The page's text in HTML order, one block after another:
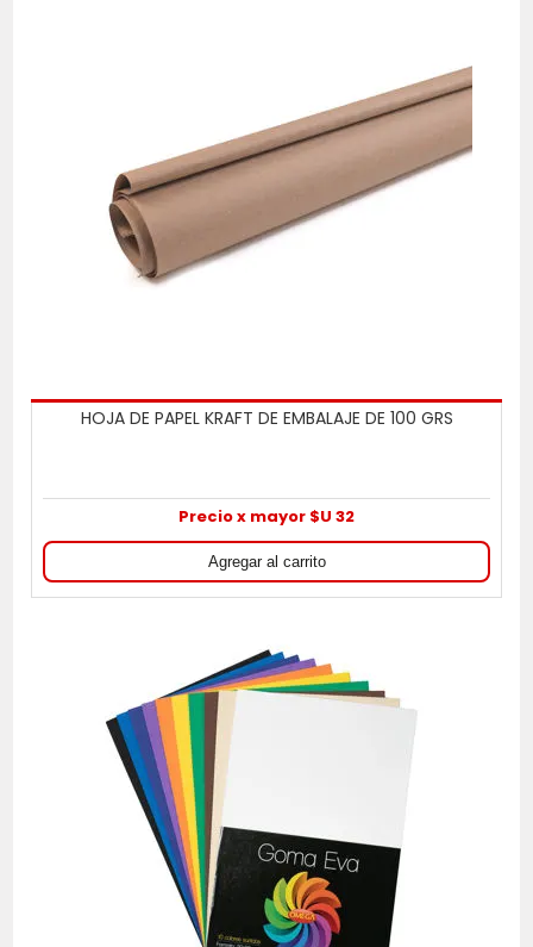
HOJA DE PAPEL KRAFT DE EMBALAJE DE 100 GRS
Precio x mayor $U 32